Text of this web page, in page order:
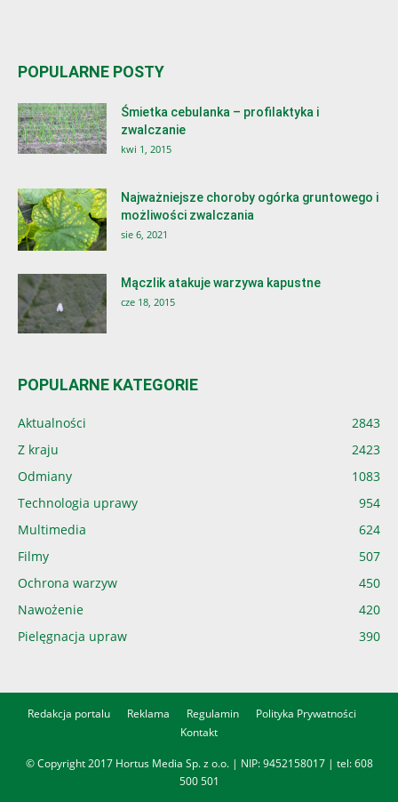
POPULARNE POSTY
Śmietka cebulanka – profilaktyka i
zwalczanie
kwi 1, 2015
Najważniejsze choroby ogórka gruntowego i
możliwości zwalczania
sie 6, 2021
Mączlik atakuje warzywa kapustne
cze 18, 2015
POPULARNE KATEGORIE
Aktualności
2843
Z kraju
2423
Odmiany
1083
Technologia uprawy
954
Multimedia
624
Filmy
507
Ochrona warzyw
450
Nawożenie
420
Pielęgnacja upraw
390
Redakcja portalu Reklama Regulamin
Polityka Prywatności
Kontakt
© Copyright 2017 Hortus Media Sp. z o.o. | NIP: 9452158017 | tel:608
500 501